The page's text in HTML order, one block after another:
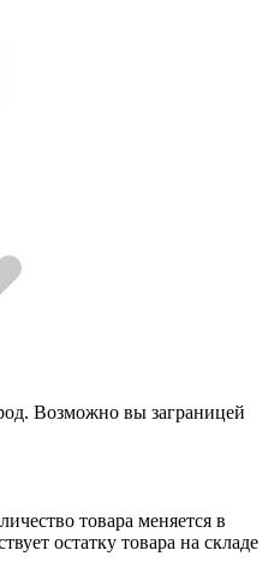
Возможно вы заграницей
товара меняется в
остатку товара на складе